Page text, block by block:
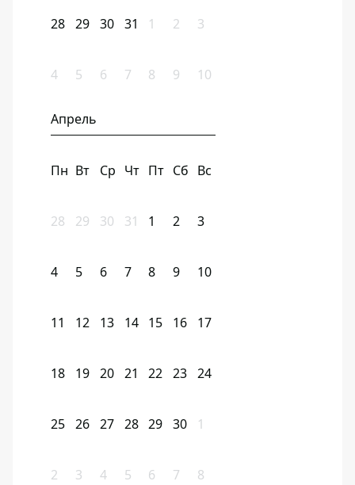
28 29 30 31 1 2 3
4 5 6 7 8 9 10
Апрель
Пн Вт Ср Чт Пт Сб Вс
28 29 30 31 1 2 3
4 5 6 7 8 9 10
11 12 13 14 15 16 17
18 19 20 21 22 23 24
25 26 27 28 29 30 1
2 3 4 5 6 7 8